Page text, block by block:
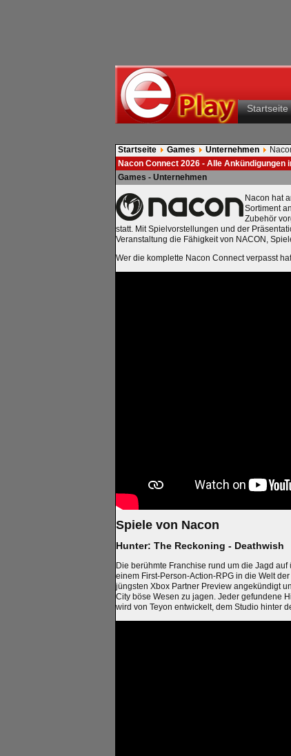
Startseite
Startseite Games Unternehmen
Nacon Connect 2026 - Alle Ankündigungen
Games - Unternehmen
Nacon hat
Sortiment
Zubehör
statt. Mit Spielvorstellungen und der
Veranstaltung die Fähigkeit von NACON,
Wer die komplette Nacon Connect verpasst
Spiele von Nacon
Hunter: The Reckoning - Deathwish
Die berühmte Franchise rund um die Jagd
einem First-Person-Action-RPG in die Welt
jüngsten Xbox Partner Preview angekündigt
City böse Wesen zu jagen. Jeder gefundene
wird von Teyon entwickelt, dem Studio hinter